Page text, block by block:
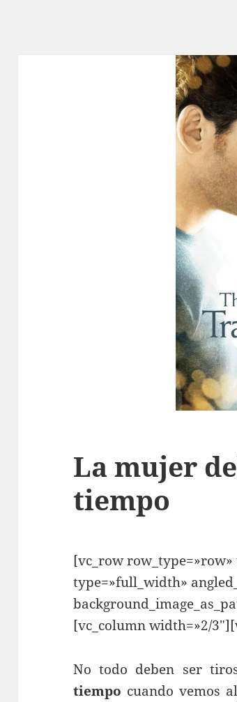
La mujer
tiempo
[vc_row row_type=»row»
type=»full_width»
[vc_column width=»2/
No todo deben ser
tiempo cuando vemos